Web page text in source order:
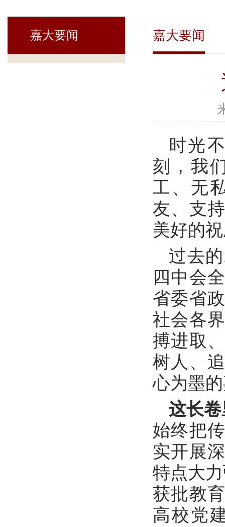
嘉大要闻 嘉大要闻
时光
刻，我
工、无
友、支
美好的
过去
四中会
省委省
社会各
搏进取
树人、
心为墨
这长
始终把
实开展
特点大
获批教
高校党